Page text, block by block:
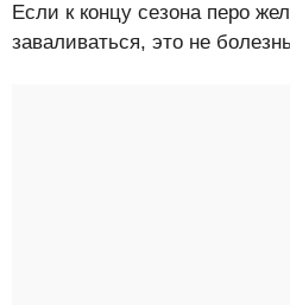
Если к концу сезона перо
заваливаться, это не